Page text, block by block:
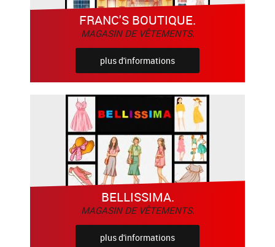
FRANC'S BOUTIQUE.
MAGASIN DE VÊTEMENTS.
plus d'informations
BELLISSIMA.
MAGASIN DE VÊTEMENTS.
plus d'informations